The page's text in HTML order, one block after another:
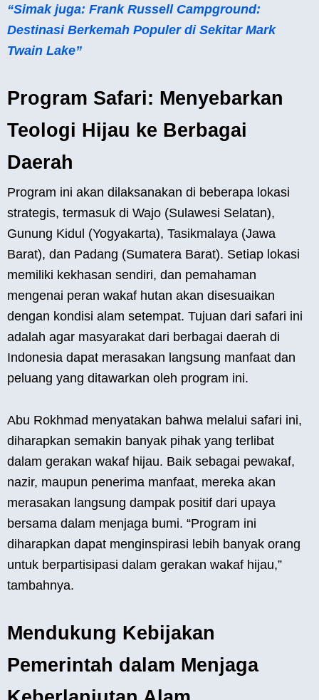
“Simak juga: Frank Russell Campground:
Destinasi Berkemah Populer di Sekitar Mark
Twain Lake”
Program Safari: Menyebarkan
Teologi Hijau ke Berbagai
Daerah
Program ini akan dilaksanakan di beberapa lokasi
strategis, termasuk di Wajo (Sulawesi Selatan),
Gunung Kidul (Yogyakarta), Tasikmalaya (Jawa
Barat), dan Padang (Sumatera Barat). Setiap lokasi
memiliki kekhasan sendiri, dan pemahaman
mengenai peran wakaf hutan akan disesuaikan
dengan kondisi alam setempat. Tujuan dari safari ini
adalah agar masyarakat dari berbagai daerah di
Indonesia dapat merasakan langsung manfaat dan
peluang yang ditawarkan oleh program ini.
Abu Rokhmad menyatakan bahwa melalui safari ini,
diharapkan semakin banyak pihak yang terlibat
dalam gerakan wakaf hijau. Baik sebagai pewakaf,
nazir, maupun penerima manfaat, mereka akan
merasakan langsung dampak positif dari upaya
bersama dalam menjaga bumi. “Program ini
diharapkan dapat menginspirasi lebih banyak orang
untuk berpartisipasi dalam gerakan wakaf hijau,”
tambahnya.
Mendukung Kebijakan
Pemerintah dalam Menjaga